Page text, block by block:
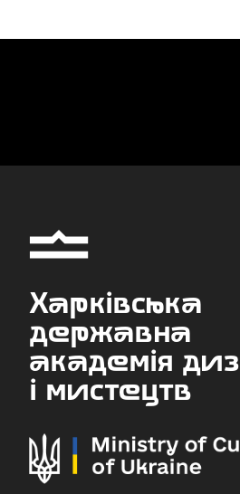
Харківська
державна
академія
і мистецтв